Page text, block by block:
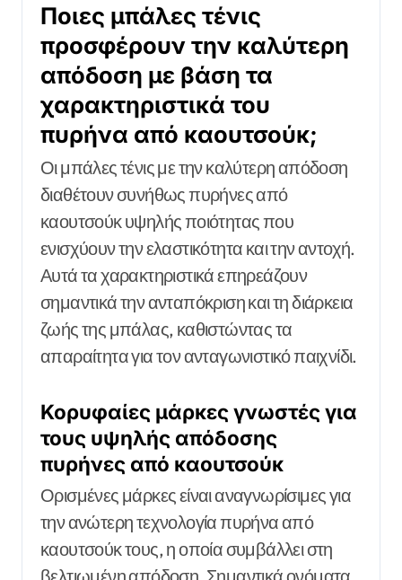
Ποιες μπάλες τένις
προσφέρουν την καλύτερη
απόδοση με βάση τα
χαρακτηριστικά του
πυρήνα από καουτσούκ;
Οι μπάλες τένις με την καλύτερη απόδοση
διαθέτουν συνήθως πυρήνες από
καουτσούκ υψηλής ποιότητας που
ενισχύουν την ελαστικότητα και την αντοχή.
Αυτά τα χαρακτηριστικά επηρεάζουν
σημαντικά την ανταπόκριση και τη διάρκεια
ζωής της μπάλας, καθιστώντας τα
απαραίτητα για τον ανταγωνιστικό παιχνίδι.
Κορυφαίες μάρκες γνωστές για
τους υψηλής απόδοσης
πυρήνες από καουτσούκ
Ορισμένες μάρκες είναι αναγνωρίσιμες για
την ανώτερη τεχνολογία πυρήνα από
καουτσούκ τους, η οποία συμβάλλει στη